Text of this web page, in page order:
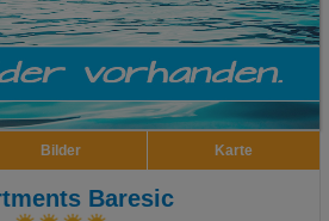
Bilder Karte
Baresic